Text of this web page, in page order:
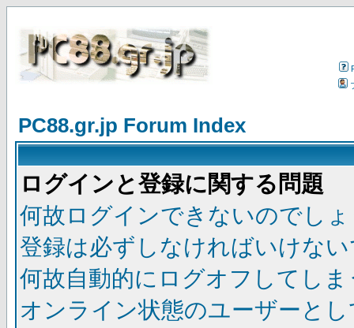
PC88.gr.jp Forum Index
ログインと登録に関する問題
何故ログインできないのでし
登録は必ずしなければいけな
何故自動的にログオフしてし
オンライン状態のユーザーと